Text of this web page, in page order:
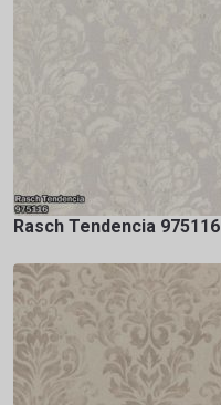
Rasch Tendencia 975116